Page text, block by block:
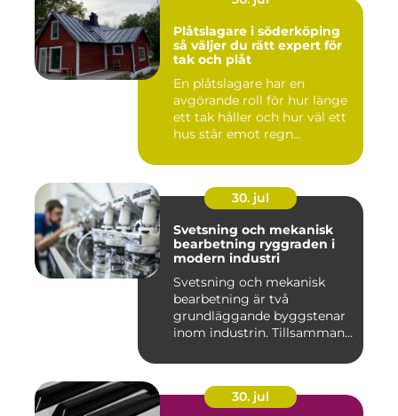
Plåtslagare i söderköping
så väljer du rätt expert för
tak och plåt
En plåtslagare har en
avgörande roll för hur länge
ett tak håller och hur väl ett
hus står emot regn...
30. jul
Svetsning och mekanisk
bearbetning ryggraden i
modern industri
Svetsning och mekanisk
bearbetning är två
grundläggande byggstenar
inom industrin. Tillsammans
30. jul